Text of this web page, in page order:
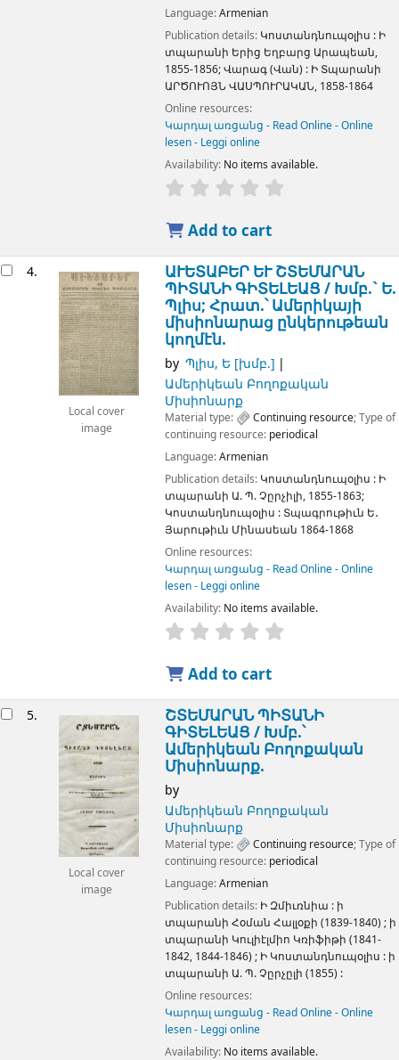
Language:Armenian
Publication details: Կոստանդնուպօլիս : Ի
տպարանի Երից Եղբարց Արապեան,
1855-1856;Վարագ (Վան) : Ի Տպարանի
ԱՐԾՈՒՈՅՆ ՎԱՍՊՈՒՐԱԿԱՆ, 1858-1864
Online resources:
Կարդալ առցանց - Read Online - Online
lesen - Leggi online
Availability: No items available.
Add to cart
4.
Local cover
image
ԱՒԵՏԱԲԵՐ ԵՒ ՇՏԵՄԱՐԱՆ
ՊԻՏԱՆԻ ԳԻՏԵԼԵԱՑ / Խմբ.` Ե.
Պլիս; Հրատ.՝ Ամերիկայի
միսիոնարաց ընկերութեան
կողմէն.
by Պլիս, Ե [խմբ.]
Ամերիկեան Բողոքական
Միսիոնարք
Material type: Continuing resource; Type of
continuing resource: periodical
Language:Armenian
Publication details: Կոստանդնուպօլիս : Ի
տպարանի Ա. Պ. Չըրչիլի, 1855-1863;
Կոստանդնուպօլիս : Տպագրութիւն Ե․
Յարութիւն Մինասեան 1864-1868
Online resources:
Կարդալ առցանց - Read Online - Online
lesen - Leggi online
Availability: No items available.
Add to cart
5.
Local cover
image
ՇՏԵՄԱՐԱՆ ՊԻՏԱՆԻ
ԳԻՏԵԼԵԱՑ / Խմբ.՝
Ամերիկեան Բողոքական
Միսիոնարք.
by
Ամերիկեան Բողոքական
Միսիոնարք
Material type: Continuing resource; Type of
continuing resource: periodical
Language:Armenian
Publication details: Ի Զմիւռնիա : ի
տպարանի Հօման Հալլօքի (1839-1840) ; ի
տպարանի Կուլիէլմիո Կռիֆիթի (1841-
1842, 1844-1846) ; Ի Կոստանդնուպօլիս : ի
տպարանի Ա. Պ. Չըրչըլի (1855) :
Online resources:
Կարդալ առցանց - Read Online - Online
lesen - Leggi online
Availability: No items available.